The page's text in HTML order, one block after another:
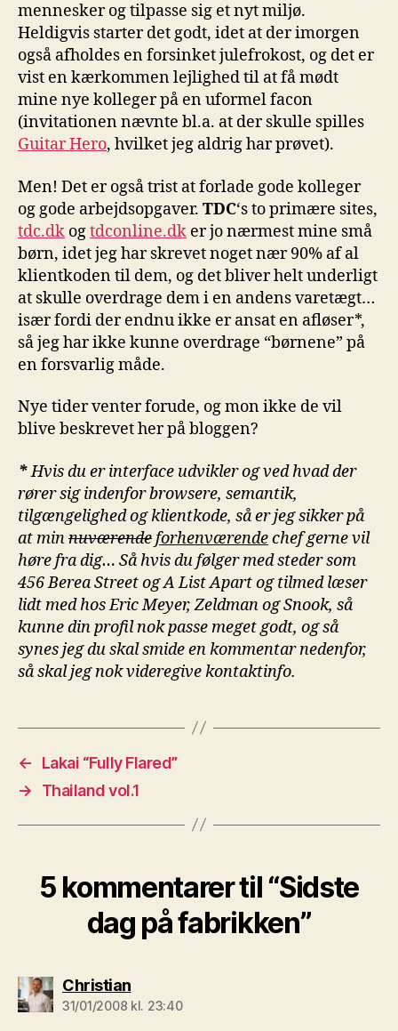
mennesker og tilpasse sig et nyt miljø.
Heldigvis starter det godt, idet at der imorgen
også afholdes en forsinket julefrokost, og det er
vist en kærkommen lejlighed til at få mødt
mine nye kolleger på en uformel facon
(invitationen nævnte bl.a. at der skulle spilles
Guitar Hero, hvilket jeg aldrig har prøvet).
Men! Det er også trist at forlade gode kolleger
og gode arbejdsopgaver. TDC‘s to primære sites,
tdc.dk ogtdconline.dk er jo nærmest mine små
børn, idet jeg har skrevet noget nær 90% af al
klientkoden til dem, og det bliver helt underligt
at skulle overdrage dem i en andens varetægt…
især fordi der endnu ikke er ansat en afløser*,
så jeg har ikke kunne overdrage “børnene” på
en forsvarlig måde.
Nye tider venter forude, og mon ikke de vil
blive beskrevet her på bloggen?
*Hvis du er interface udvikler og ved hvad der
rører sig indenfor browsere, semantik,
tilgængelighed og klientkode, så er jeg sikker på
at minnuværendeforhenværendechef gerne vil
høre fra dig… Så hvis du følger med steder som
456 Berea Street og A List Apart og tilmed læser
lidt med hos Eric Meyer, Zeldman og Snook, så
kunne din profil nok passe meget godt, og så
synes jeg du skal smide en kommentar nedenfor,
så skal jeg nok videregive kontaktinfo.
←
Lakai “Fully Flared”
→
Thailand vol.1
5 kommentarer til “Sidste
dag på fabrikken”
Christiansiger:
31/01/2008 kl. 23:40